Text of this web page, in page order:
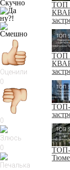
Оценили
0
0
0
ТОП
ТОП
ТОП-
ТОП-